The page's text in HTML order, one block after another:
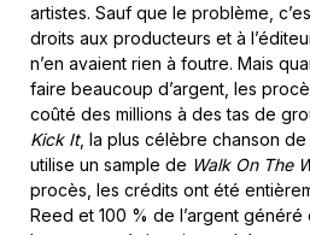
artistes. Sauf que le problème,
droits aux producteurs et à
n’en avaient rien à foutre. Mais
faire beaucoup d’argent, les
coûté des millions à des tas de
Kick It, la plus célèbre chanson de
utilise un sample de Walk On The
procès, les crédits ont été
Reed et 100 % de l’argent